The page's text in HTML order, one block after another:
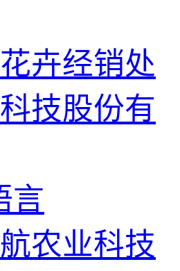
卉经销处
技股份有
言
农业科技